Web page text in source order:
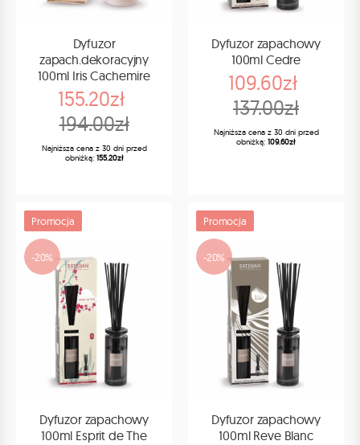
Dyfuzor
zapach.dekoracyjny
100ml Iris Cachemire
155.20zł
194.00zł
Najniższa cena z 30 dni przed
obniżką: 155.20zł
Dyfuzor zapachowy
100ml Cedre
109.60zł
137.00zł
Najniższa cena z 30 dni przed
obniżką: 109.60zł
Promocja
-20%
Dyfuzor zapachowy
100ml Esprit de The
Promocja
-20%
Dyfuzor zapachowy
100ml Reve Blanc